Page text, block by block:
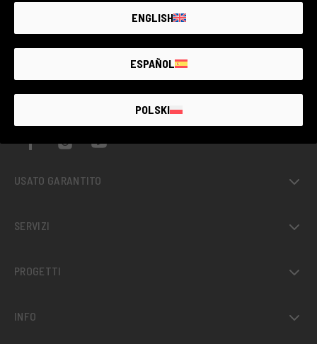
IL PIÙ GRANDE MERCATO
USATO GARANTITO
SERVIZI
PROGETTI
INFO
ENGLISH
ESPAÑOL
POLSKI